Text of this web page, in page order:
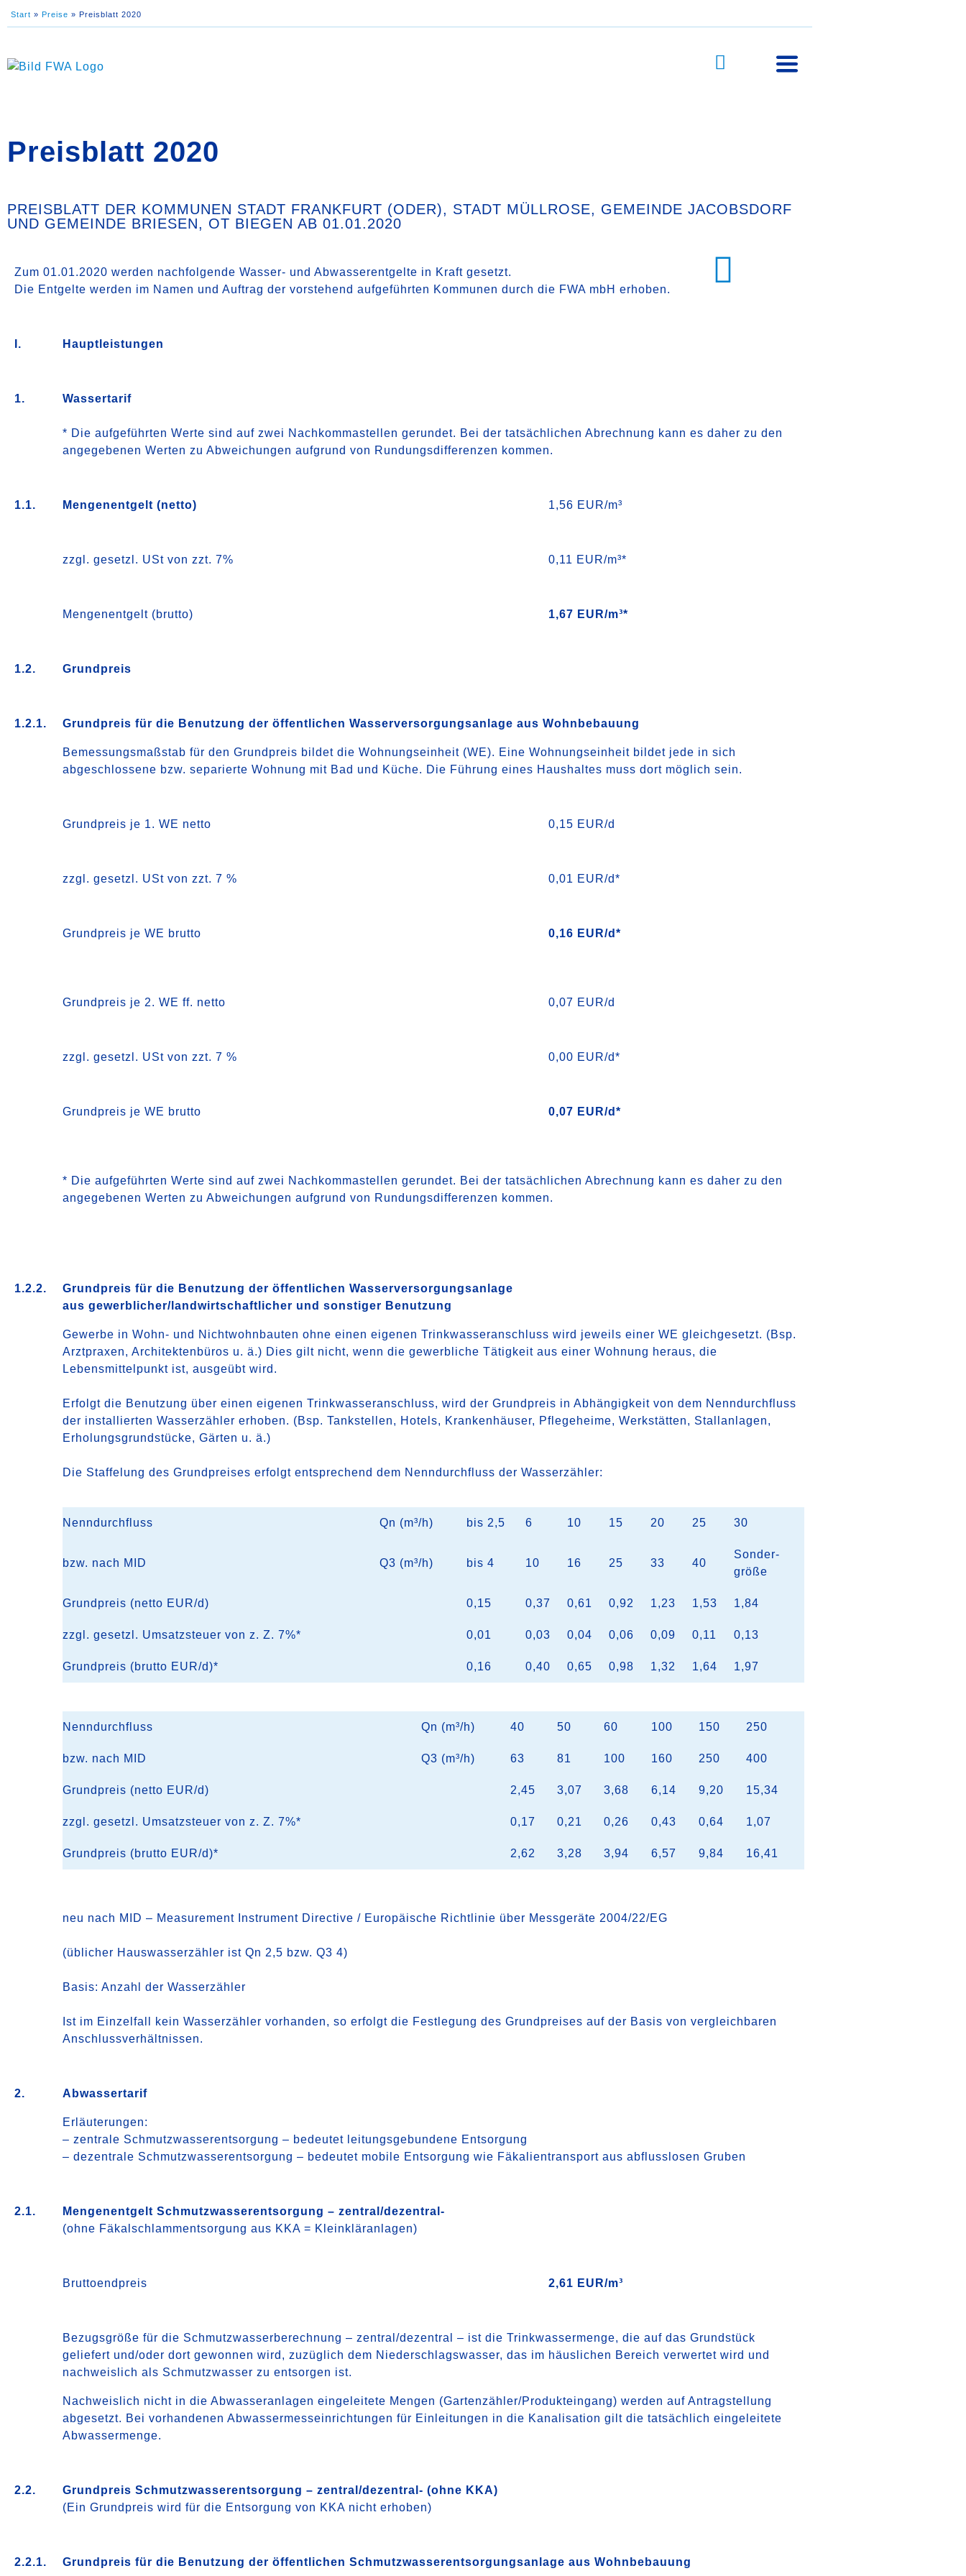
Start » Preise » Preisblatt 2020
Preisblatt 2020
PREISBLATT DER KOMMUNEN STADT FRANKFURT (ODER), STADT MÜLLROSE, GEMEINDE JACOBSDORF
UND GEMEINDE BRIESEN, OT BIEGEN AB 01.01.2020
Zum 01.01.2020 werden nachfolgende Wasser- und Abwasserentgelte in Kraft gesetzt.
Die Entgelte werden im Namen und Auftrag der vorstehend aufgeführten Kommunen durch die FWA mbH erhoben.
I. Hauptleistungen
1. Wassertarif
* Die aufgeführten Werte sind auf zwei Nachkommastellen gerundet. Bei der tatsächlichen Abrechnung kann es daher zu den
angegebenen Werten zu Abweichungen aufgrund von Rundungsdifferenzen kommen.
1.1. Mengenentgelt (netto) 1,56 EUR/m³
zzgl. gesetzl. USt von zzt. 7% 0,11 EUR/m³*
Mengenentgelt (brutto) 1,67 EUR/m³*
1.2. Grundpreis
1.2.1. Grundpreis für die Benutzung der öffentlichen Wasserversorgungsanlage aus Wohnbebauung
Bemessungsmaßstab für den Grundpreis bildet die Wohnungseinheit (WE). Eine Wohnungseinheit bildet jede in sich
abgeschlossene bzw. separierte Wohnung mit Bad und Küche. Die Führung eines Haushaltes muss dort möglich sein.
Grundpreis je 1. WE netto 0,15 EUR/d
zzgl. gesetzl. USt von zzt. 7 % 0,01 EUR/d*
Grundpreis je WE brutto 0,16 EUR/d*
Grundpreis je 2. WE ff. netto 0,07 EUR/d
zzgl. gesetzl. USt von zzt. 7 % 0,00 EUR/d*
Grundpreis je WE brutto 0,07 EUR/d*
* Die aufgeführten Werte sind auf zwei Nachkommastellen gerundet. Bei der tatsächlichen Abrechnung kann es daher zu den
angegebenen Werten zu Abweichungen aufgrund von Rundungsdifferenzen kommen.
1.2.2.
Grundpreis für die Benutzung der öffentlichen Wasserversorgungsanlage
aus gewerblicher/landwirtschaftlicher und sonstiger Benutzung
Gewerbe in Wohn- und Nichtwohnbauten ohne einen eigenen Trinkwasseranschluss wird jeweils einer WE gleichgesetzt. (Bsp.
Arztpraxen, Architektenbüros u. ä.) Dies gilt nicht, wenn die gewerbliche Tätigkeit aus einer Wohnung heraus, die
Lebensmittelpunkt ist, ausgeübt wird.
Erfolgt die Benutzung über einen eigenen Trinkwasseranschluss, wird der Grundpreis in Abhängigkeit von dem Nenndurchfluss
der installierten Wasserzähler erhoben. (Bsp. Tankstellen, Hotels, Krankenhäuser, Pflegeheime, Werkstätten, Stallanlagen,
Erholungsgrundstücke, Gärten u. ä.)
Die Staffelung des Grundpreises erfolgt entsprechend dem Nenndurchfluss der Wasserzähler:
Nenndurchfluss Qn (m³/h) bis 2,5 6 10 15 20 25 30
bzw. nach MID Q3 (m³/h) bis 4 10 16 25 33 40
Sonder-
größe
Grundpreis (netto EUR/d) 0,15 0,37 0,61 0,92 1,23 1,53 1,84
zzgl. gesetzl. Umsatzsteuer von z. Z. 7%* 0,01 0,03 0,04 0,06 0,09 0,11 0,13
Grundpreis (brutto EUR/d)* 0,16 0,40 0,65 0,98 1,32 1,64 1,97
Nenndurchfluss Qn (m³/h) 40 50 60 100 150 250
bzw. nach MID Q3 (m³/h) 63 81 100 160 250 400
Grundpreis (netto EUR/d) 2,45 3,07 3,68 6,14 9,20 15,34
zzgl. gesetzl. Umsatzsteuer von z. Z. 7%* 0,17 0,21 0,26 0,43 0,64 1,07
Grundpreis (brutto EUR/d)* 2,62 3,28 3,94 6,57 9,84 16,41
neu nach MID – Measurement Instrument Directive / Europäische Richtlinie über Messgeräte 2004/22/EG
(üblicher Hauswasserzähler ist Qn 2,5 bzw. Q3 4)
Basis: Anzahl der Wasserzähler
Ist im Einzelfall kein Wasserzähler vorhanden, so erfolgt die Festlegung des Grundpreises auf der Basis von vergleichbaren
Anschlussverhältnissen.
2. Abwassertarif
Erläuterungen:
– zentrale Schmutzwasserentsorgung – bedeutet leitungsgebundene Entsorgung
– dezentrale Schmutzwasserentsorgung – bedeutet mobile Entsorgung wie Fäkalientransport aus abflusslosen Gruben
2.1.
Mengenentgelt Schmutzwasserentsorgung – zentral/dezentral-
(ohne Fäkalschlammentsorgung aus KKA = Kleinkläranlagen)
Bruttoendpreis 2,61 EUR/m³
Bezugsgröße für die Schmutzwasserberechnung – zentral/dezentral – ist die Trinkwassermenge, die auf das Grundstück
geliefert und/oder dort gewonnen wird, zuzüglich dem Niederschlagswasser, das im häuslichen Bereich verwertet wird und
nachweislich als Schmutzwasser zu entsorgen ist.
Nachweislich nicht in die Abwasseranlagen eingeleitete Mengen (Gartenzähler/Produkteingang) werden auf Antragstellung
abgesetzt. Bei vorhandenen Abwassermesseinrichtungen für Einleitungen in die Kanalisation gilt die tatsächlich eingeleitete
Abwassermenge.
2.2.
Grundpreis Schmutzwasserentsorgung – zentral/dezentral- (ohne KKA)
(Ein Grundpreis wird für die Entsorgung von KKA nicht erhoben)
2.2.1. Grundpreis für die Benutzung der öffentlichen Schmutzwasserentsorgungsanlage aus Wohnbebauung